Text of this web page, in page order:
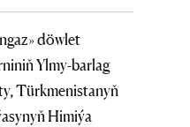
döwlet
Ylmy-barlag
Türkmenistanyň
Himiýa